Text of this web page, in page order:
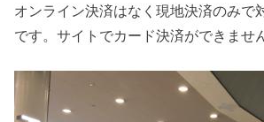
オンライン決済はなく現地決済のみで
です。サイトでカード決済ができませ